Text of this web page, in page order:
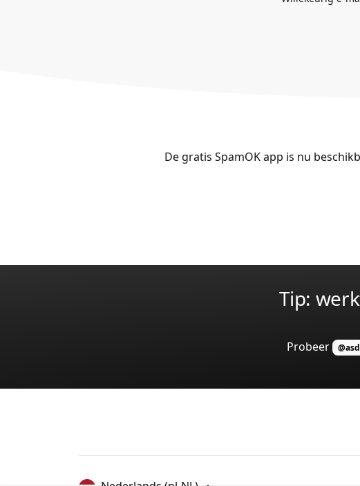
De gratis SpamOK app is nu
Tip:
Probeer